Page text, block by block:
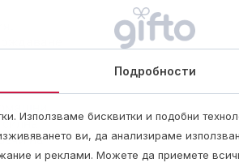
на
Подробности
Използваме бисквитки и подобни
ви, да анализираме
и реклами. Можете да приемете